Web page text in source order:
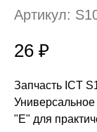
Артикул:
26 ₽
Запчасть ICT
Универсальное
"Е" для